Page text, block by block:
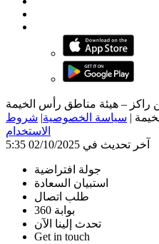
الطبع والنشر لعام 2026 من راكز – هيئة مناطق رأس الخيمة
| سياسة الخصوصية| شروط
الاستخدام
آخر تحديث في 02/10/2025 5:35
جولة افتراضية
استبيان السعادة
طلب اتصال
بوابة 360
تحدث إلينا الآن
Get in touch